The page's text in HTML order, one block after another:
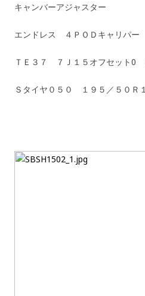
キャンバーアジャスター
エンドレス ４ＰＯＤキャリパー
ＴＥ３７ ７Ｊ１５オフセット0
Ｓタイヤ０５０ １９５／５０Ｒ